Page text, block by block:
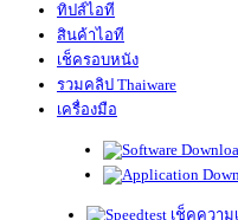
ทิปส์ไอที
สินค้าไอที
เช็ครอบหนัง
รวมคลิป Thaiware
เครื่องมือ
เช็คความ